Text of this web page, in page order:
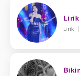
Lirik
Lirik